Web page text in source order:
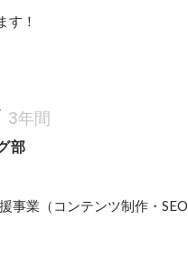
す！
3年間
部
事業（コンテンツ制作・